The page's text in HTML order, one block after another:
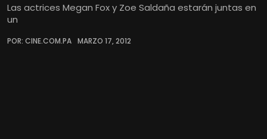
Las actrices Megan Fox y Zoe Saldaña estarán juntas en
un
POR: CINE.COM.PA MARZO 17, 2012